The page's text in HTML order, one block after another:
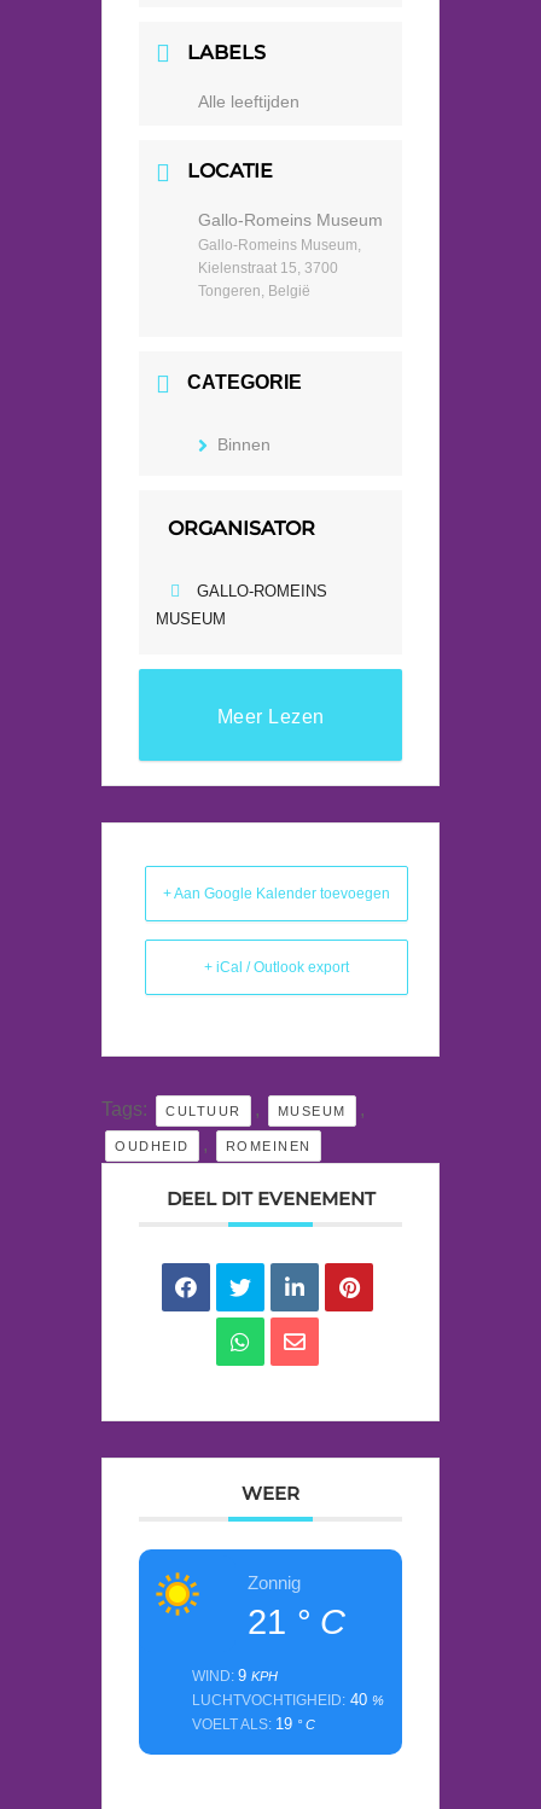
LABELS
Alle leeftijden
LOCATIE
Gallo-Romeins Museum
Gallo-Romeins Museum,
Kielenstraat 15, 3700
Tongeren, België
CATEGORIE
Binnen
ORGANISATOR
GALLO-ROMEINS
MUSEUM
Meer Lezen
+ Aan Google Kalender toevoegen
+ iCal / Outlook export
Tags: CULTUUR , MUSEUM ,
OUDHEID , ROMEINEN
DEEL DIT EVENEMENT
WEER
Zonnig
21 ° C
WIND:9 KPH
LUCHTVOCHTIGHEID: 40 %
VOELT ALS: 19 ° C